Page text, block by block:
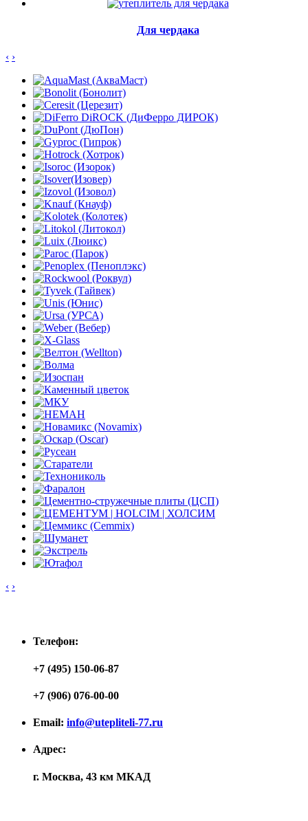
Для чердака
‹ ›
‹ ›
Телефон:
+7 (495) 150-06-87
+7 (906) 076-00-00
Email: info@utepliteli-77.ru
Адрес:
г. Москва, 43 км МКАД